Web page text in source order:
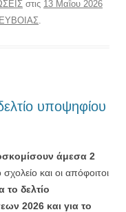
στις 13 Μαΐου 2026
υποψηφίου
άμεσα 2
σχολείο και οι απόφοιτοι
το δελτίο
2026 και για το